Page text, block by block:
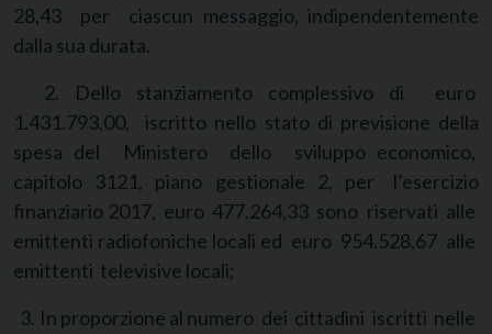
28,43 per ciascun messaggio, indipendentemente
dalla sua durata.
2. Dello stanziamento complessivo di euro
1.431.793,00, iscritto nello stato di previsione della
spesa del Ministero dello sviluppo economico,
capitolo 3121, piano gestionale 2, per l’esercizio
finanziario 2017, euro 477.264,33 sono riservati alle
emittenti radiofoniche locali ed euro 954.528,67 alle
emittenti televisive locali;
3. In proporzione al numero dei cittadini iscritti nelle